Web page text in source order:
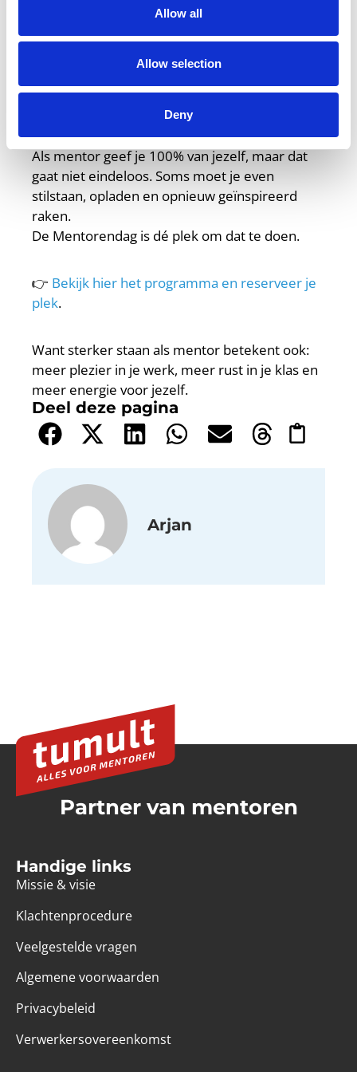
Allow all
Allow selection
Deny
leren, lachen, delen én ontspannen met een
borrel om de dag af te sluiten. Houd onze site
in de gaten voor updates over de Nationale
Gun jezelf die ademruimte
Als mentor geef je 100% van jezelf, maar dat
gaat niet eindeloos. Soms moet je even
stilstaan, opladen en opnieuw geïnspireerd
raken.
De Mentorendag is dé plek om dat te doen.
👉 Bekijk hier het programma en reserveer je
plek.
Want sterker staan als mentor betekent ook:
meer plezier in je werk, meer rust in je klas en
meer energie voor jezelf.
Deel deze pagina
Arjan
Partner van mentoren
Handige links
Missie & visie
Klachtenprocedure
Veelgestelde vragen
Algemene voorwaarden
Privacybeleid
Verwerkersovereenkomst